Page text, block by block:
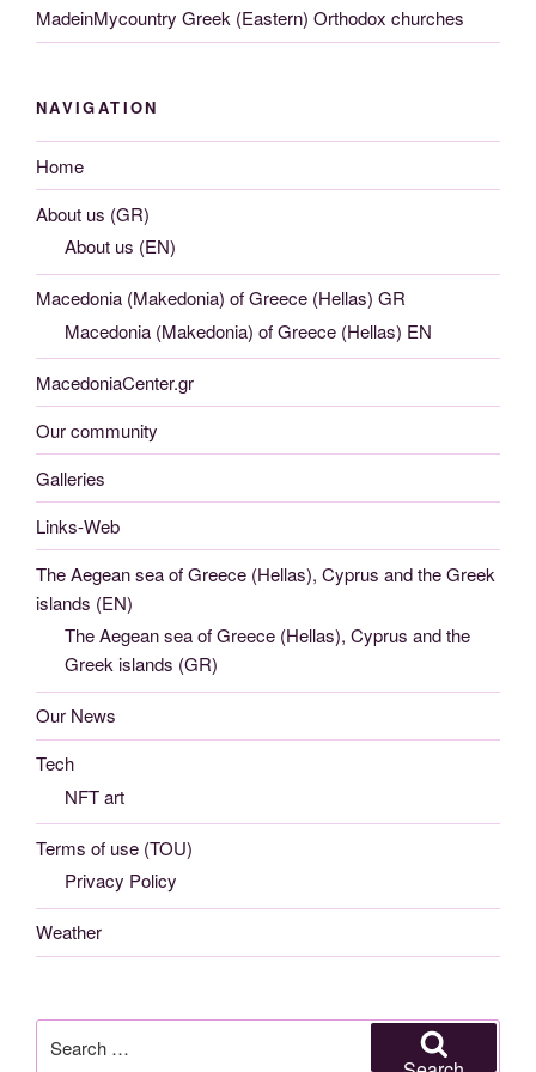
MadeinMycountry Greek (Eastern) Orthodox churches
NAVIGATION
Home
About us (GR)
About us (EN)
Macedonia (Makedonia) of Greece (Hellas) GR
Macedonia (Makedonia) of Greece (Hellas) EN
MacedoniaCenter.gr
Our community
Galleries
Links-Web
The Aegean sea of Greece (Hellas), Cyprus and the Greek
islands (EN)
The Aegean sea of Greece (Hellas), Cyprus and the
Greek islands (GR)
Our News
Tech
NFT art
Terms of use (TOU)
Privacy Policy
Weather
for: